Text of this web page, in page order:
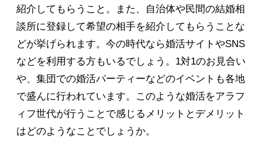
紹介してもらうこと。また、自治体や民間の結婚相
談所に登録して希望の相手を紹介してもらうことな
どが挙げられます。今の時代なら婚活サイトやSNS
などを利用する方もいるでしょう。1対1のお見合い
や、集団での婚活パーティーなどのイベントも各地
で盛んに行われています。このような婚活をアラフ
ィフ世代が行うことで感じるメリットとデメリット
はどのようなことでしょうか。